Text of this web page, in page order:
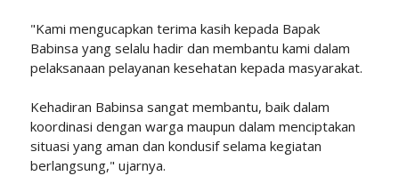
"Kami mengucapkan terima kasih kepada Bapak
Babinsa yang selalu hadir dan membantu kami dalam
pelaksanaan pelayanan kesehatan kepada masyarakat.
Kehadiran Babinsa sangat membantu, baik dalam
koordinasi dengan warga maupun dalam menciptakan
situasi yang aman dan kondusif selama kegiatan
berlangsung," ujarnya.